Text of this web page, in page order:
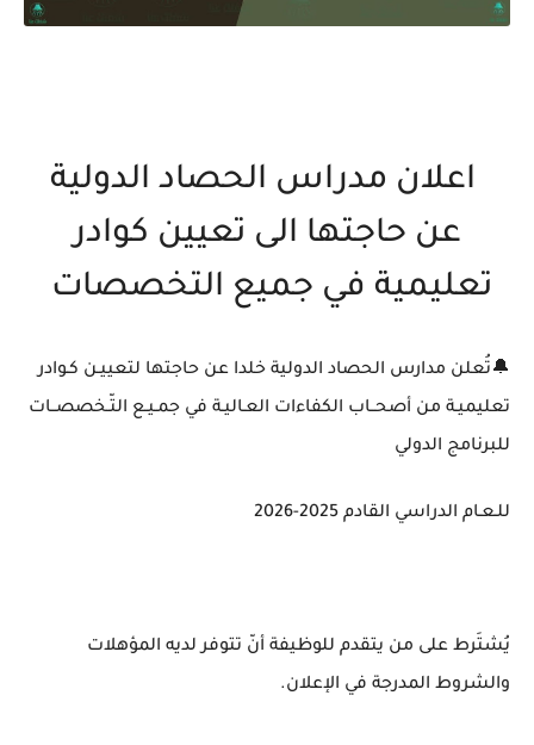
اعلان مدراس الحصاد الدولية
عن حاجتها الى تعيين كوادر
تعليمية في جميع التخصصات
🔔تُعلن مدارس الحصاد الدولية خلدا عن حاجتها لتعييـن كـوادر
تعليميـة من أصحــاب الكفاءات العـاليـة في جمـيـع التّـخصصــات
للبرنامج الدولي
للـعـام الدراسي القادم 2025-2026
يُشتَرط على من يتقدم للوظيفة أنّ تتوفر لديه المؤهلات
والشروط المدرجة في الإعلان.